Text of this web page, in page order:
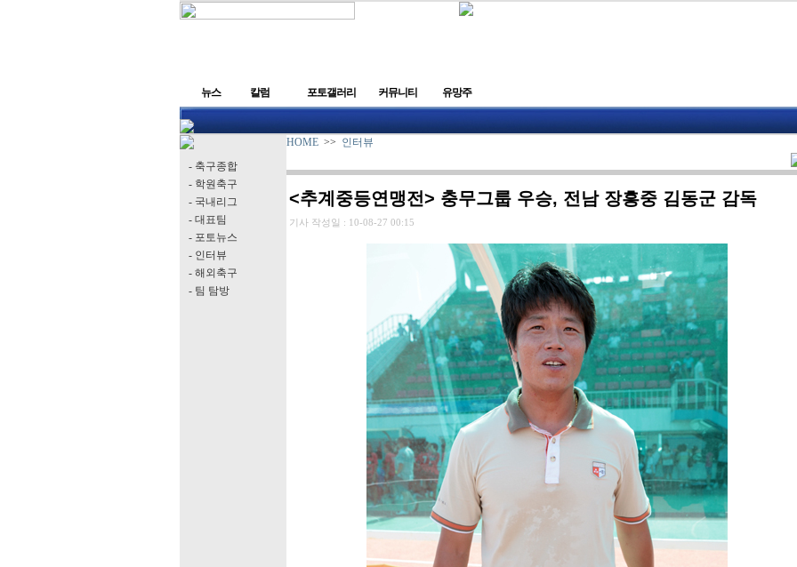
뉴스 칼럼 포토갤러리 커뮤니티 유망주
- 축구종합
- 학원축구
- 국내리그
- 대표팀
- 포토뉴스
- 인터뷰
- 해외축구
- 팀 탐방
HOME >> 인터뷰
<추계중등연맹전> 충무그룹 우승, 전남 장흥중 김동군 감독
기사 작성일 : 10-08-27 00:15